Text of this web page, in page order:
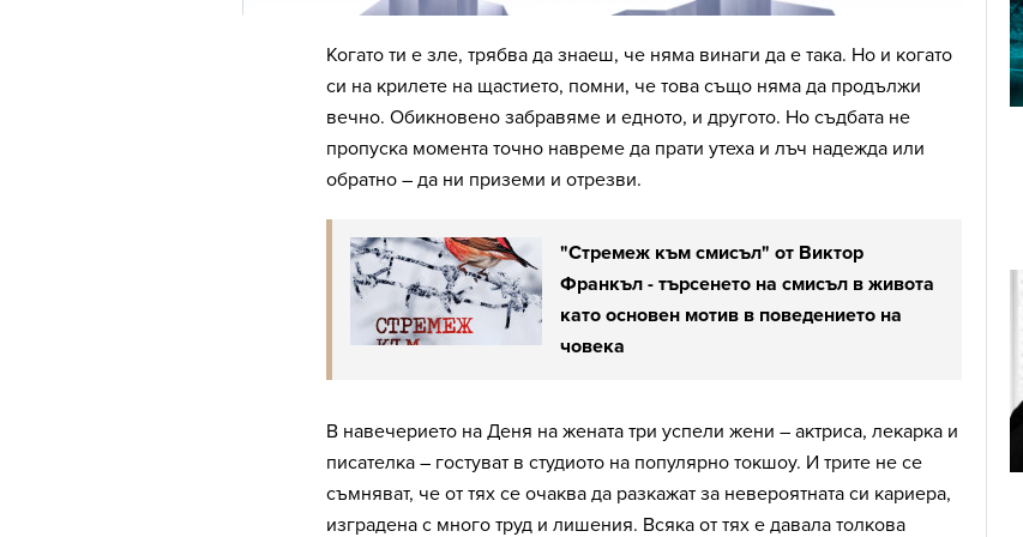
Когато ти е зле, трябва да знаеш, че няма винаги да е така. Но и когато
си на крилете на щастието, помни, че това също няма да продължи
вечно. Обикновено забравяме и едното, и другото. Но съдбата не
пропуска момента точно навреме да прати утеха и лъч надежда или
обратно – да ни приземи и отрезви.
"Стремеж към смисъл" от Виктор
Франкъл - търсенето на смисъл в живота
като основен мотив в поведението на
човека
В навечерието на Деня на жената три успели жени – актриса, лекарка и
писателка – гостуват в студиото на популярно токшоу. И трите не се
съмняват, че от тях се очаква да разкажат за невероятната си кариера,
изградена с много труд и лишения. Всяка от тях е давала толкова